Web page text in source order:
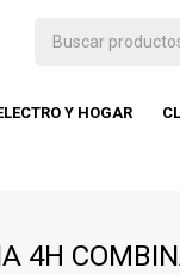
Y HOGAR
4H